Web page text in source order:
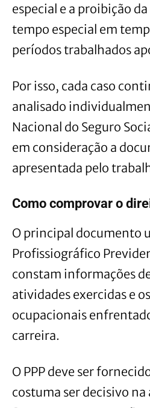
especial e a proibição
tempo especial em
períodos trabalhados
Por isso, cada caso
analisado
Nacional do Seguro
em consideração a
apresentada pelo
Como comprovar o
O principal documento
Profissiográfico
constam informações
atividades exercidas e
ocupacionais
carreira.
O PPP deve ser
costuma ser decisivo